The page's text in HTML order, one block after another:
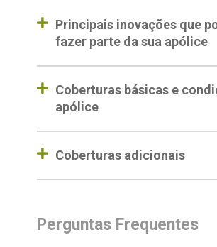
Principais inovações que
fazer parte da sua apólice
Coberturas básicas e
apólice
Coberturas adicionais
Perguntas Frequentes